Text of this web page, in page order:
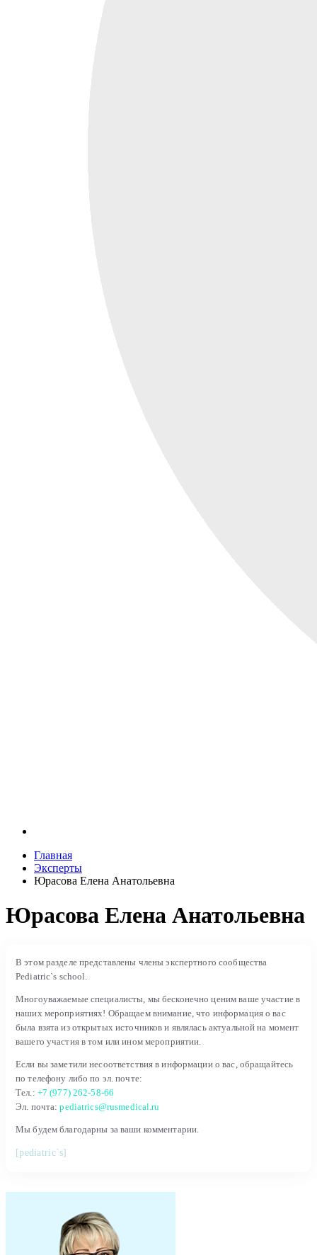
Главная
Эксперты
Юрасова Елена Анатольевна
Юрасова Елена Анатольевна
В этом разделе представлены члены экспертного сообщества
Pediatric`s school.
Многоуважаемые специалисты, мы бесконечно ценим ваше участие в
наших мероприятиях! Обращаем внимание, что информация о вас
была взята из открытых источников и являлась актуальной на момент
вашего участия в том или ином мероприятии.
Если вы заметили несоответствия в информации о вас, обращайтесь
по телефону либо по эл. почте:
Тел.: +7 (977) 262-58-66
Эл. почта:pediatrics@rusmedical.ru
Мы будем благодарны за ваши комментарии.
[pediatric`s]